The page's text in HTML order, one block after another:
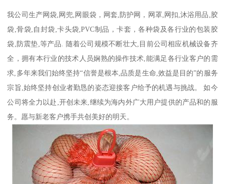
我公司生产网袋,网兜,网眼袋，网套,防护网，网罩,网扣,沐浴用品,胶
袋,骨袋,自封袋,卡头袋,PVC制品，卡套，各种袋及各行业的包装胶
袋,防震垫,等产品. 随着公司规模不断壮大,目前公司相应机械设备齐
全，拥有本行业的技术人员娴熟的操作技术,能满足各行业客户的需
求,多年来我们始终坚持“信誉是根本,品质是生命,效益是目的”的服务
宗旨,始终坚持创业者勤恳的姿态迎接客户给予的机遇与挑战。 如今
公司将全力以赴,开创未来,继续为海内外广大用户提供的产品和的服
务。愿与新老客户携手共创美好的明天。